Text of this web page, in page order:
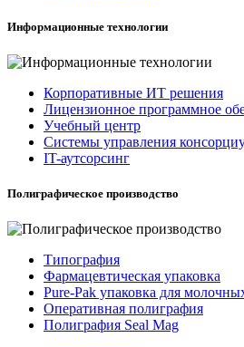
Информационные технологии
Корпоративные ИТ решения
Лицензионное программное
Учебный центр
Системы управления
IT-аутсорсинг
Полиграфическое производство
Типография
Фармацевтическая упаковка
Pure-Pak упаковка для
Оперативная полиграфия
Полиграфия Seal Mag